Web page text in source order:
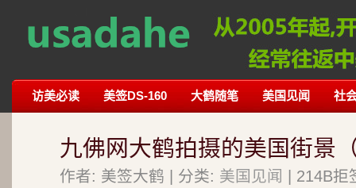
访美必读 美签DS-160 大鹤随笔 美国见闻 社
九佛网大鹤拍摄的美国街景
作者: 美签大鹤 | 分类: 美国见闻
| 214B